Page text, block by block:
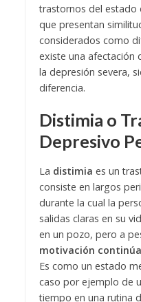
trastornos del estado
que presentan
considerados como
existe una afectación
la depresión severa,
diferencia.
Distimia o
Depresivo
La distimia es un
consiste en largos
durante la cual la
salidas claras en su
en un pozo, pero a
motivación continúa
Es como un estado
caso por ejemplo de
tiempo en una rutina